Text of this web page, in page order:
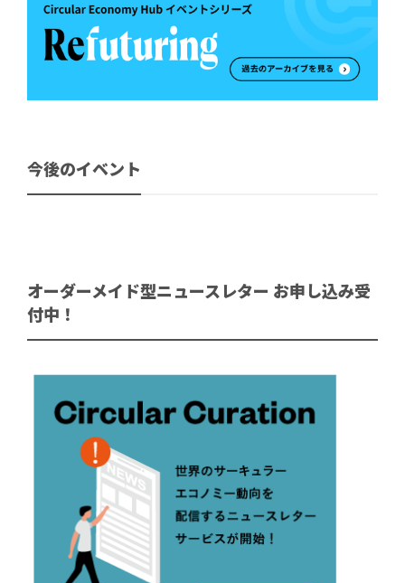
今後のイベント
オーダーメイド型ニュースレター お申し込み受
付中！